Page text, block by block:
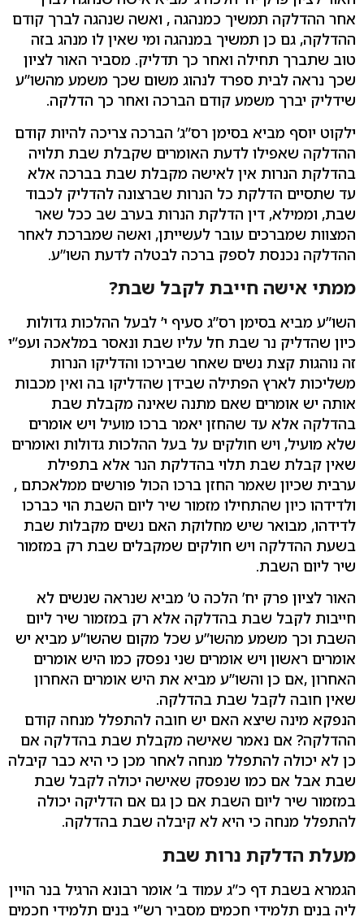
אחר ההדלקה תמשיך כמנהגה , ואשה שנהגה לברך קודם
ההדלקה, גם כן תמשיך במנהגה ומי שאין לו מנהג בזה
טוב שתברך תחילה ואחר כך תדליק. מסביר האור לציון
שכך נראה לבית ספרד לנהוג משום שכך משמע מהשו”ע
שידליק יברך משמע קודם הברכה ואחר כך הדלקה.
ילקוט יוסף מביא בסימן רס”ג’ הברכה צריכה להיות קודם
ההדלקה שאפילו לדעת האומרים שקבלת שבת תלויה
בהדלקת הנרות אין לאישה מקבלת שבת בברכה אלא
עד שתסיים הדלקת כל הנרות שברצונה להדליק לכבוד
שבת, וממילא, דין הדלקת הנרות בערב שב ככל שאר
המצוות שמברכים עובר לעשייתן, ואשה שמברכת לאחר
ההדלקה נכנסת לספק ברכה לבטלה לדעת השו”ע.
ממתי אישה חייבת לקבל שבת?
השו”ע מביא בסימן רס”ג סעיף י’ לבעל ההלכות גדולות
כיון שהדליק נר שבת חל עליו שבת ונאסר במלאכה ועפ”י
זה נוהגות קצת נשים שאחר שבירכו והדליקו הנרות
משליכות לארץ הפתילה שבידן שהדליקו בה ואין מכבות
אותה יש אומרים שאם מתנה שאינה מקבלת שבת
בהדלקה אלא עד שהחזן יאמר ברכו מועיל ויש אומרים
שלא מועיל, ויש חולקים על בעל ההלכות גדולות ואומרים
שאין קבלת שבת תלוי בהדלקת הנר אלא בתפילת
ערבית שכיון שאמר החזן ברכו הכול פורשים ממלאכתם ,
ולדידהו כיון שהתחילו מזמור שיר ליום השבת הוי כברכו
לדידהו, מבואר שיש מחלוקת האם נשים מקבלות שבת
בשעת ההדלקה ויש חולקים שמקבלים שבת רק במזמור
שיר ליום השבת.
האור לציון פרק יח’ הלכה ט’ מביא שנראה שנשים לא
חייבות לקבל שבת בהדלקה אלא רק במזמור שיר ליום
השבת וכך משמע מהשו”ע שכל מקום שהשו”ע מביא יש
אומרים ראשון ויש אומרים שני נפסק כמו היש אומרים
האחרון ,אם כן והשו”ע מביא את היש אומרים האחרון
שאין חובה לקבל שבת בהדלקה.
הנפקא מינה שיצא האם יש חובה להתפלל מנחה קודם
ההדלקה? אם נאמר שאישה מקבלת שבת בהדלקה אם
כן לא יכולה להתפלל מנחה לאחר מכן כי היא כבר קיבלה
שבת אבל אם כמו שנפסק שאישה יכולה לקבל שבת
במזמור שיר ליום השבת אם כן גם אם הדליקה יכולה
להתפלל מנחה כי היא לא קיבלה שבת בהדלקה.
מעלת הדלקת נרות שבת
הגמרא בשבת דף כ”ג עמוד ב’ אומר רבונא הרגיל בנר הויין
ליה בנים תלמידי חכמים מסביר רש”י בנים תלמידי חכמים